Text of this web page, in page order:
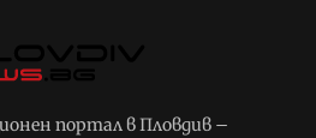
портал в Пловдив –